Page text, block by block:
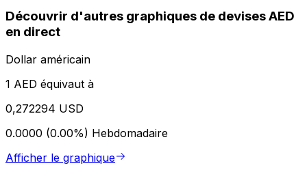
Découvrir d'autres graphiques de devises AED
en direct
Dollar américain
1 AED équivaut à
0,272294 USD
0.0000 (0.00%) Hebdomadaire
Afficher le graphique